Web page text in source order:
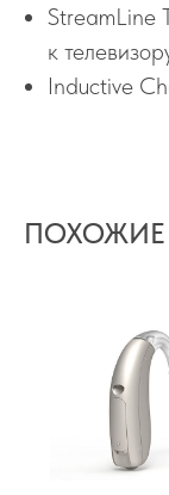
StreamLine
к
Inductive